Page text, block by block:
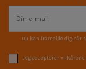
Du kan framelde dig når
Jeg accepterer